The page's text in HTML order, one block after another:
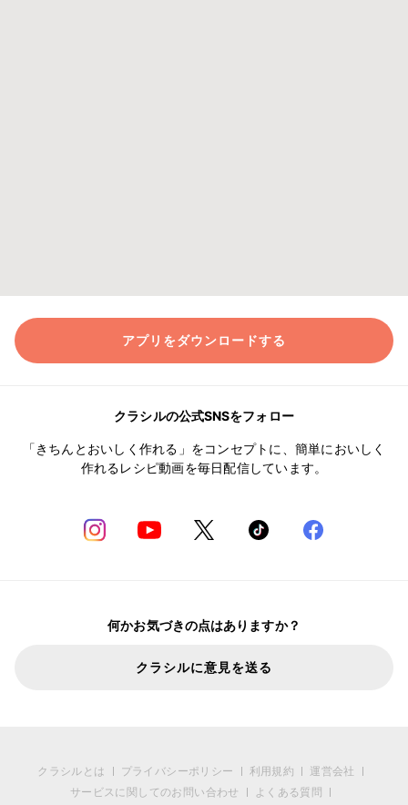
アプリをダウンロードする
クラシルの公式SNSをフォロー
「きちんとおいしく作れる」をコンセプトに、簡単においしく
作れるレシピ動画を毎日配信しています。
何かお気づきの点はありますか？
クラシルに意見を送る
クラシルとは プライバシーポリシー 利用規約
運営会社
サービスに関してのお問い合わせ
よくある質問